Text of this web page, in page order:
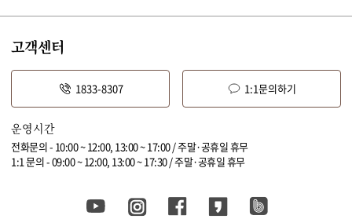
고객센터
1833-8307 1:1문의하기
운영시간
전화문의 - 10:00 ~ 12:00, 13:00 ~ 17:00 / 주말·공휴일 휴무
1:1 문의 - 09:00 ~ 12:00, 13:00 ~ 17:30 / 주말·공휴일 휴무